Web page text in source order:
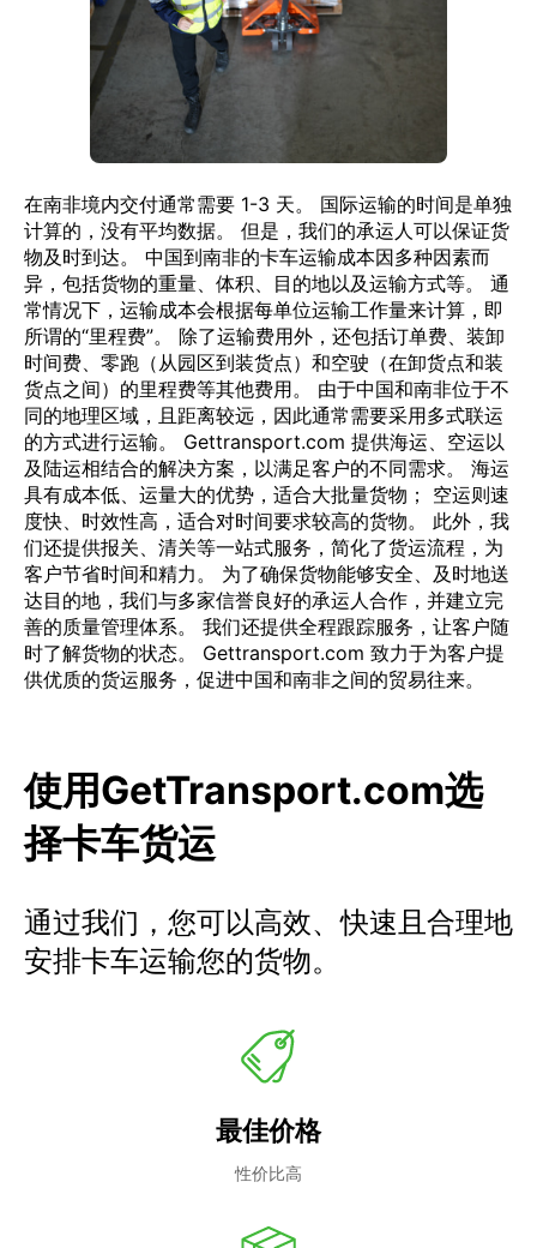
在南非境内交付通常需要 1-3 天。 国际运输的时间是单独
计算的，没有平均数据。 但是，我们的承运人可以保证货
物及时到达。 中国到南非的卡车运输成本因多种因素而
异，包括货物的重量、体积、目的地以及运输方式等。 通
常情况下，运输成本会根据每单位运输工作量来计算，即
所谓的“里程费”。 除了运输费用外，还包括订单费、装卸
时间费、零跑（从园区到装货点）和空驶（在卸货点和装
货点之间）的里程费等其他费用。 由于中国和南非位于不
同的地理区域，且距离较远，因此通常需要采用多式联运
的方式进行运输。 Gettransport.com 提供海运、空运以
及陆运相结合的解决方案，以满足客户的不同需求。 海运
具有成本低、运量大的优势，适合大批量货物； 空运则速
度快、时效性高，适合对时间要求较高的货物。 此外，我
们还提供报关、清关等一站式服务，简化了货运流程，为
客户节省时间和精力。 为了确保货物能够安全、及时地送
达目的地，我们与多家信誉良好的承运人合作，并建立完
善的质量管理体系。 我们还提供全程跟踪服务，让客户随
时了解货物的状态。 Gettransport.com 致力于为客户提
供优质的货运服务，促进中国和南非之间的贸易往来。
使用GetTransport.com选
择卡车货运
通过我们，您可以高效、快速且合理地
安排卡车运输您的货物。
最佳价格
性价比高